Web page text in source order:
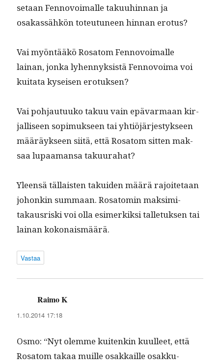
se­taan Fen­novoimalle taku­uhin­nan ja
osakassähkön toteu­tuneen hin­nan erotus?
Vai myön­tääkö Rosatom Fen­novoimalle
lainan, jon­ka lyhen­nyk­sistä Fen­novoima voi
kui­tata kyseisen erotuksen?
Vai poh­jau­tuuko takuu vain epä­var­maan kir­
jal­liseen sopimuk­seen tai yhtiöjärjestyk­seen
määräyk­seen siitä, että Rosatom sit­ten mak­
saa lupaa­mansa takuurahat?
Yleen­sä täl­lais­ten takuiden määrä rajoite­taan
johonkin sum­maan. Rosatomin mak­sim­i­
takaus­ris­ki voi olla esimerkik­si tal­letuk­sen tai
lainan kokonaismäärä.
Vastaa
Raimo K
1.10.2014 17:18
Osmo: “Nyt olemme kuitenkin kuulleet, että
Rosatom takaa muille osakkaille osakku­